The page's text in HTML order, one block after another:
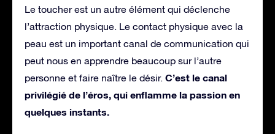
Le toucher est un autre élément qui déclenche
l’attraction physique. Le contact physique avec la
peau est un important canal de communication qui
peut nous en apprendre beaucoup sur l’autre
personne et faire naître le désir. C’est le canal
privilégié de l’éros, qui enflamme la passion en
quelques instants.